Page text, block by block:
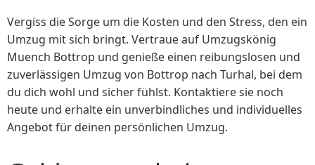
Vergiss die Sorge um die Kosten und den Stress, den ein
Umzug mit sich bringt. Vertraue auf Umzugskönig
Muench Bottrop und genieße einen reibungslosen und
zuverlässigen Umzug von Bottrop nach Turhal, bei dem
du dich wohl und sicher fühlst. Kontaktiere sie noch
heute und erhalte ein unverbindliches und individuelles
Angebot für deinen persönlichen Umzug.